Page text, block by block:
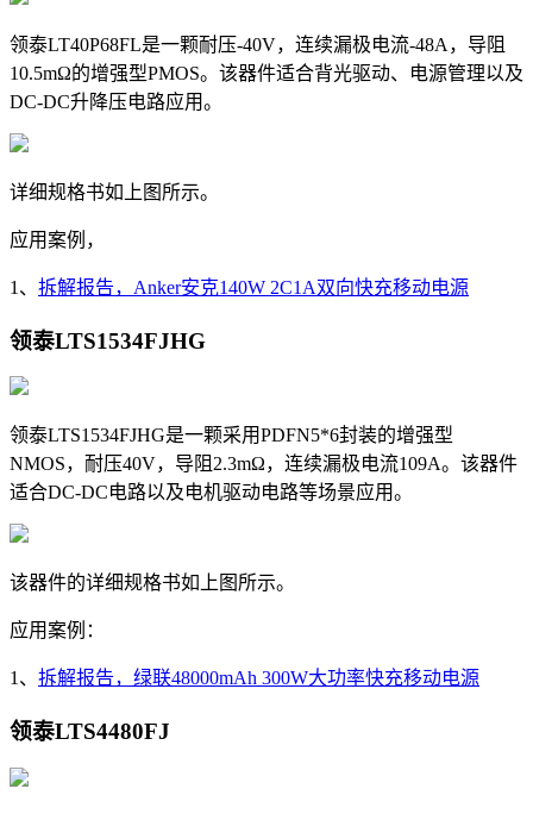
领泰LT40P68FL是一颗耐压-40V， 连续漏极电流-48A，导阻
10.5mΩ的增强型PMOS。该器件适合背光驱动、电源管理以及
DC-DC升降压电路应用。
详细规格书如上图所示。
应用案例，
1、 拆解报告，Anker安克140W 2C1A双向快充移动电源
领泰LTS1534FJHG
领泰LTS1534FJHG是一颗采用PDFN5*6封装的增强型
NMOS，耐压40V，导阻2.3mΩ，连续漏极电流109A。该器件
适合DC-DC电路以及电机驱动电路等场景应用。
该器件的详细规格书如上图所示。
应用案例：
1、 拆解报告，绿联48000mAh 300W大功率快充移动电源
领泰LTS4480FJ